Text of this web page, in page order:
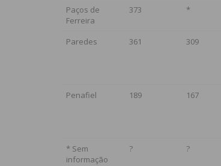
Paços de
Ferreira
373 *
Paredes
361 309
Penafiel
189 167
* Sem
informação
? ?